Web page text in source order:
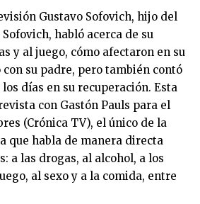
Gustavo Sofovich, hijo del
habló acerca de su
y al juego, cómo afectaron en su
su padre, pero también contó
días en su recuperación. Esta
con Gastón Pauls para el
(Crónica TV), el único de la
que habla de manera directa
a las drogas, al alcohol, a los
al sexo y a la comida, entre